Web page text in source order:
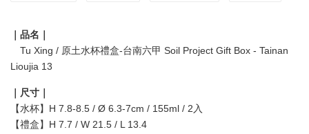
｜品名｜
Tu Xing / 原土水杯禮盒-台南六甲 Soil Project Gift Box - Tainan
Lioujia 13
｜尺寸｜
【水杯】H 7.8-8.5 / Ø 6.3-7cm / 155ml / 2入
【禮盒】H 7.7 / W 21.5 / L 13.4